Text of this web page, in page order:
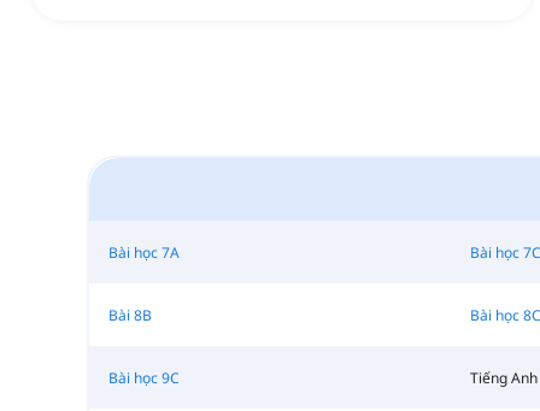
Bài học 7A Bài học 7C
Bài 8B Bài học 8C
Bài học 9C Tiếng